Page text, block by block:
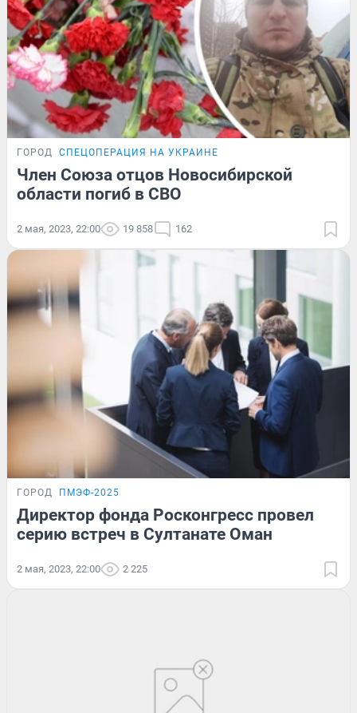
ГОРОД СПЕЦОПЕРАЦИЯ НА УКРАИНЕ
Член Союза отцов Новосибирской
области погиб в СВО
2 мая, 2023, 22:00 19 858 162
ГОРОД ПМЭФ-2025
Директор фонда Росконгресс провел
серию встреч в Султанате Оман
2 мая, 2023, 22:00 2 225